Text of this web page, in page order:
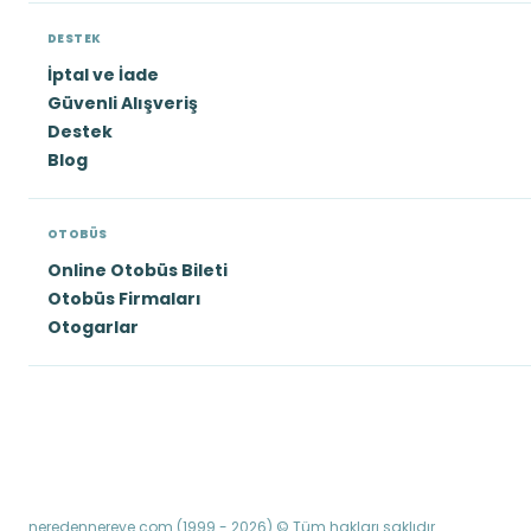
DESTEK
İptal ve İade
Güvenli Alışveriş
Destek
Blog
OTOBÜS
Online Otobüs Bileti
Otobüs Firmaları
Otogarlar
neredennereye.com (1999 - 2026) © Tüm hakları saklıdır.